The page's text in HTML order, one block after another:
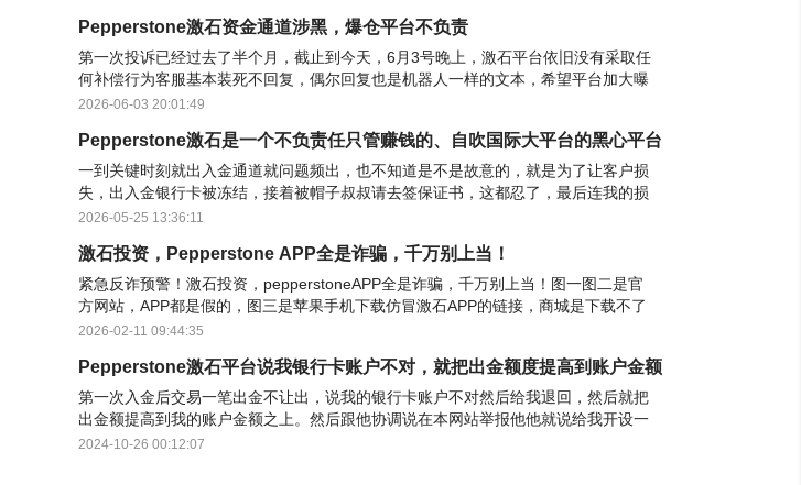
Pepperstone激石资金通道涉黑，爆仓平台不负责
第一次投诉已经过去了半个月，截止到今天，6月3号晚上，激石平台依旧没有采取任
何补偿行为客服基本装死不回复，偶尔回复也是机器人一样的文本，希望平台加大曝
光展示力度，减少激石平台对国内新用户的割韭菜行为
2026-06-03 20:01:49
Pepperstone激石是一个不负责任只管赚钱的、自吹国际大平台的黑心平台
一到关键时刻就出入金通道就问题频出，也不知道是不是故意的，就是为了让客户损
失，出入金银行卡被冻结，接着被帽子叔叔请去签保证书，这都忍了，最后连我的损
失也只赔付40%，再后来发邮件也不回了，拒接沟通了，回复就是找法务，合规，这
2026-05-25 13:36:11
激石投资，Pepperstone APP全是诈骗，千万别上当！
紧急反诈预警！激石投资，pepperstoneAPP全是诈骗，千万别上当！图一图二是官
方网站，APP都是假的，图三是苹果手机下载仿冒激石APP的链接，商城是下载不了
的，这就是疑点。图九转账是给私人，也是非正规的，这些都说明是假的，是诈骗。
2026-02-11 09:44:35
Pepperstone激石平台说我银行卡账户不对，就把出金额度提高到账户金额
之上了
第一次入金后交易一笔出金不让出，说我的银行卡账户不对然后给我退回，然后就把
出金额提高到我的账户金额之上。然后跟他协调说在本网站举报他他就说给我开设一
个小额通道，但是这个小额通道就有手续费出金还要扣手续费，然后就出金但是到最
2024-10-26 00:12:07